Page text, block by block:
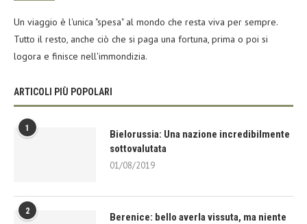
Un viaggio è l'unica "spesa" al mondo che resta viva per sempre.
Tutto il resto, anche ciò che si paga una fortuna, prima o poi si
logora e finisce nell'immondizia.
ARTICOLI PIÙ POPOLARI
1
Bielorussia: Una nazione incredibilmente
sottovalutata
01/08/2019
2
Berenice: bello averla vissuta, ma niente